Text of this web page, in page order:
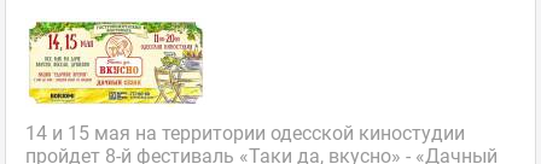
14 и 15 мая на территории одесской киностудии
пройдет 8-й фестиваль «Таки да, вкусно» - «Дачный